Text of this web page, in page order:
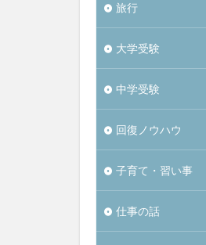
旅行
大学受験
中学受験
回復ノウハウ
子育て・習い事
仕事の話